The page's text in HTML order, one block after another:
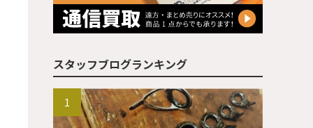
スタッフブログランキング